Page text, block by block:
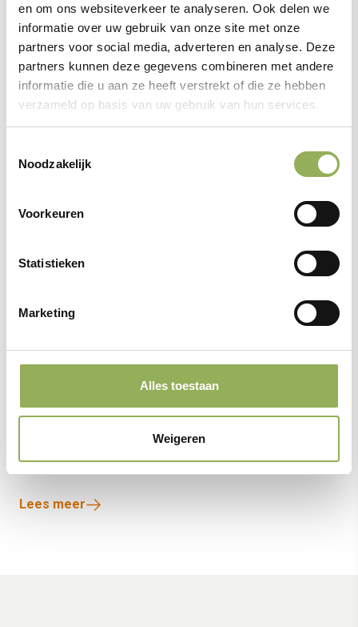
en om ons websiteverkeer te analyseren. Ook delen we
informatie over uw gebruik van onze site met onze
partners voor social media, adverteren en analyse. Deze
partners kunnen deze gegevens combineren met andere
informatie die u aan ze heeft verstrekt of die ze hebben
verzameld op basis van uw gebruik van hun services.
Noodzakelijk
Voorkeuren
Statistieken
Marketing
Alles toestaan
Weigeren
Samen voor méér robuuste natuur
Brabants Landschap heeft een sterke positie ontwikkeld
alsbeschermerenbeheerdervan een groot aantal
natuurgebieden. Als eigenaar kunnen we die natuur écht
karakteristieke Brabantse landschappen. Waar bij de
natuur, is onze inzet na een lange periode van
Samen met een groot aantal partijen werken we aan de
ontwikkeling van het Natuurnetwerk Brabant. Een netwerk
van robuuste en onderling verbonden natuurgebieden, dat
Lees meer